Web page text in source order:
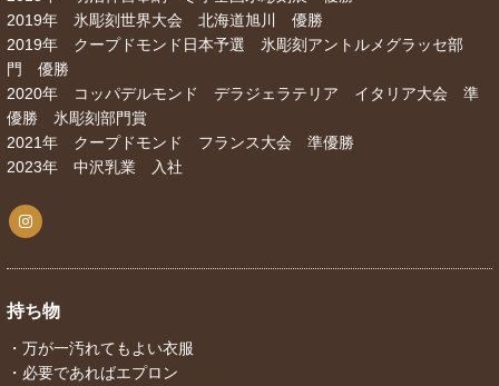
2019年 氷彫刻世界大会 北海道旭川 優勝
2019年 クープドモンド日本予選 氷彫刻アントルメグラッセ部
門 優勝
2020年 コッパデルモンド デラジェラテリア イタリア大会 準
優勝 氷彫刻部門賞
2021年 クープドモンド フランス大会 準優勝
2023年 中沢乳業 入社
持ち物
・万が一汚れてもよい衣服
・必要であればエプロン